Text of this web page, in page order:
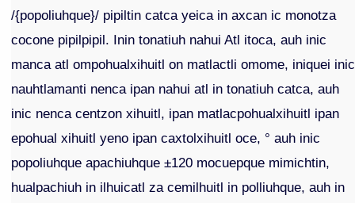
/{popoliuhque}/ pipiltin catca yeica in axcan ic monotza
cocone pipilpipil. Inin tonatiuh nahui Atl itoca, auh inic
manca atl ompohualxihuitl on matlactli omome, iniquei inic
nauhtlamanti nenca ipan nahui atl in tonatiuh catca, auh
inic nenca centzon xihuitl, ipan matlacpohualxihuitl ipan
epohual xihuitl yeno ipan caxtolxihuitl oce, ° auh inic
popoliuhque apachiuhque ±120 mocuepque mimichtin,
hualpachiuh in ilhuicatl za cemilhuitl in polliuhque, auh in